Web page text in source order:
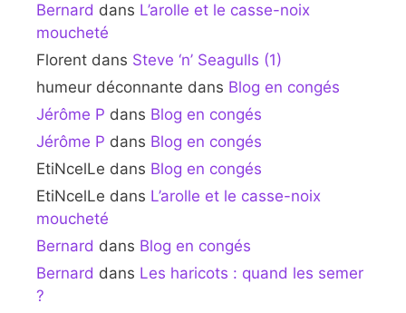
Bernard dans L’arolle et le casse-noix
moucheté
Florent dans Steve ‘n’ Seagulls (1)
humeur déconnante dans Blog en congés
Jérôme P dans Blog en congés
Jérôme P dans Blog en congés
EtiNcelLe dans Blog en congés
EtiNcelLe dans L’arolle et le casse-noix
moucheté
Bernard dans Blog en congés
Bernard dans Les haricots : quand les semer
?